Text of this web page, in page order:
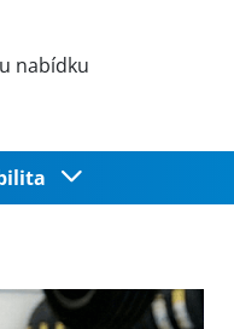
nabídku